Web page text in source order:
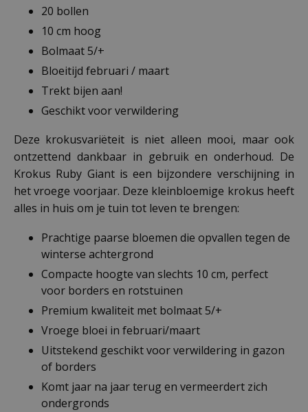
20 bollen
10 cm hoog
Bolmaat 5/+
Bloeitijd februari / maart
Trekt bijen aan!
Geschikt voor verwildering
Deze krokusvariëteit is niet alleen mooi, maar ook
ontzettend dankbaar in gebruik en onderhoud. De
Krokus Ruby Giant is een bijzondere verschijning in
het vroege voorjaar. Deze kleinbloemige krokus heeft
alles in huis om je tuin tot leven te brengen:
Prachtige paarse bloemen die opvallen tegen de
winterse achtergrond
Compacte hoogte van slechts 10 cm, perfect
voor borders en rotstuinen
Premium kwaliteit met bolmaat 5/+
Vroege bloei in februari/maart
Uitstekend geschikt voor verwildering in gazon
of borders
Komt jaar na jaar terug en vermeerdert zich
ondergronds